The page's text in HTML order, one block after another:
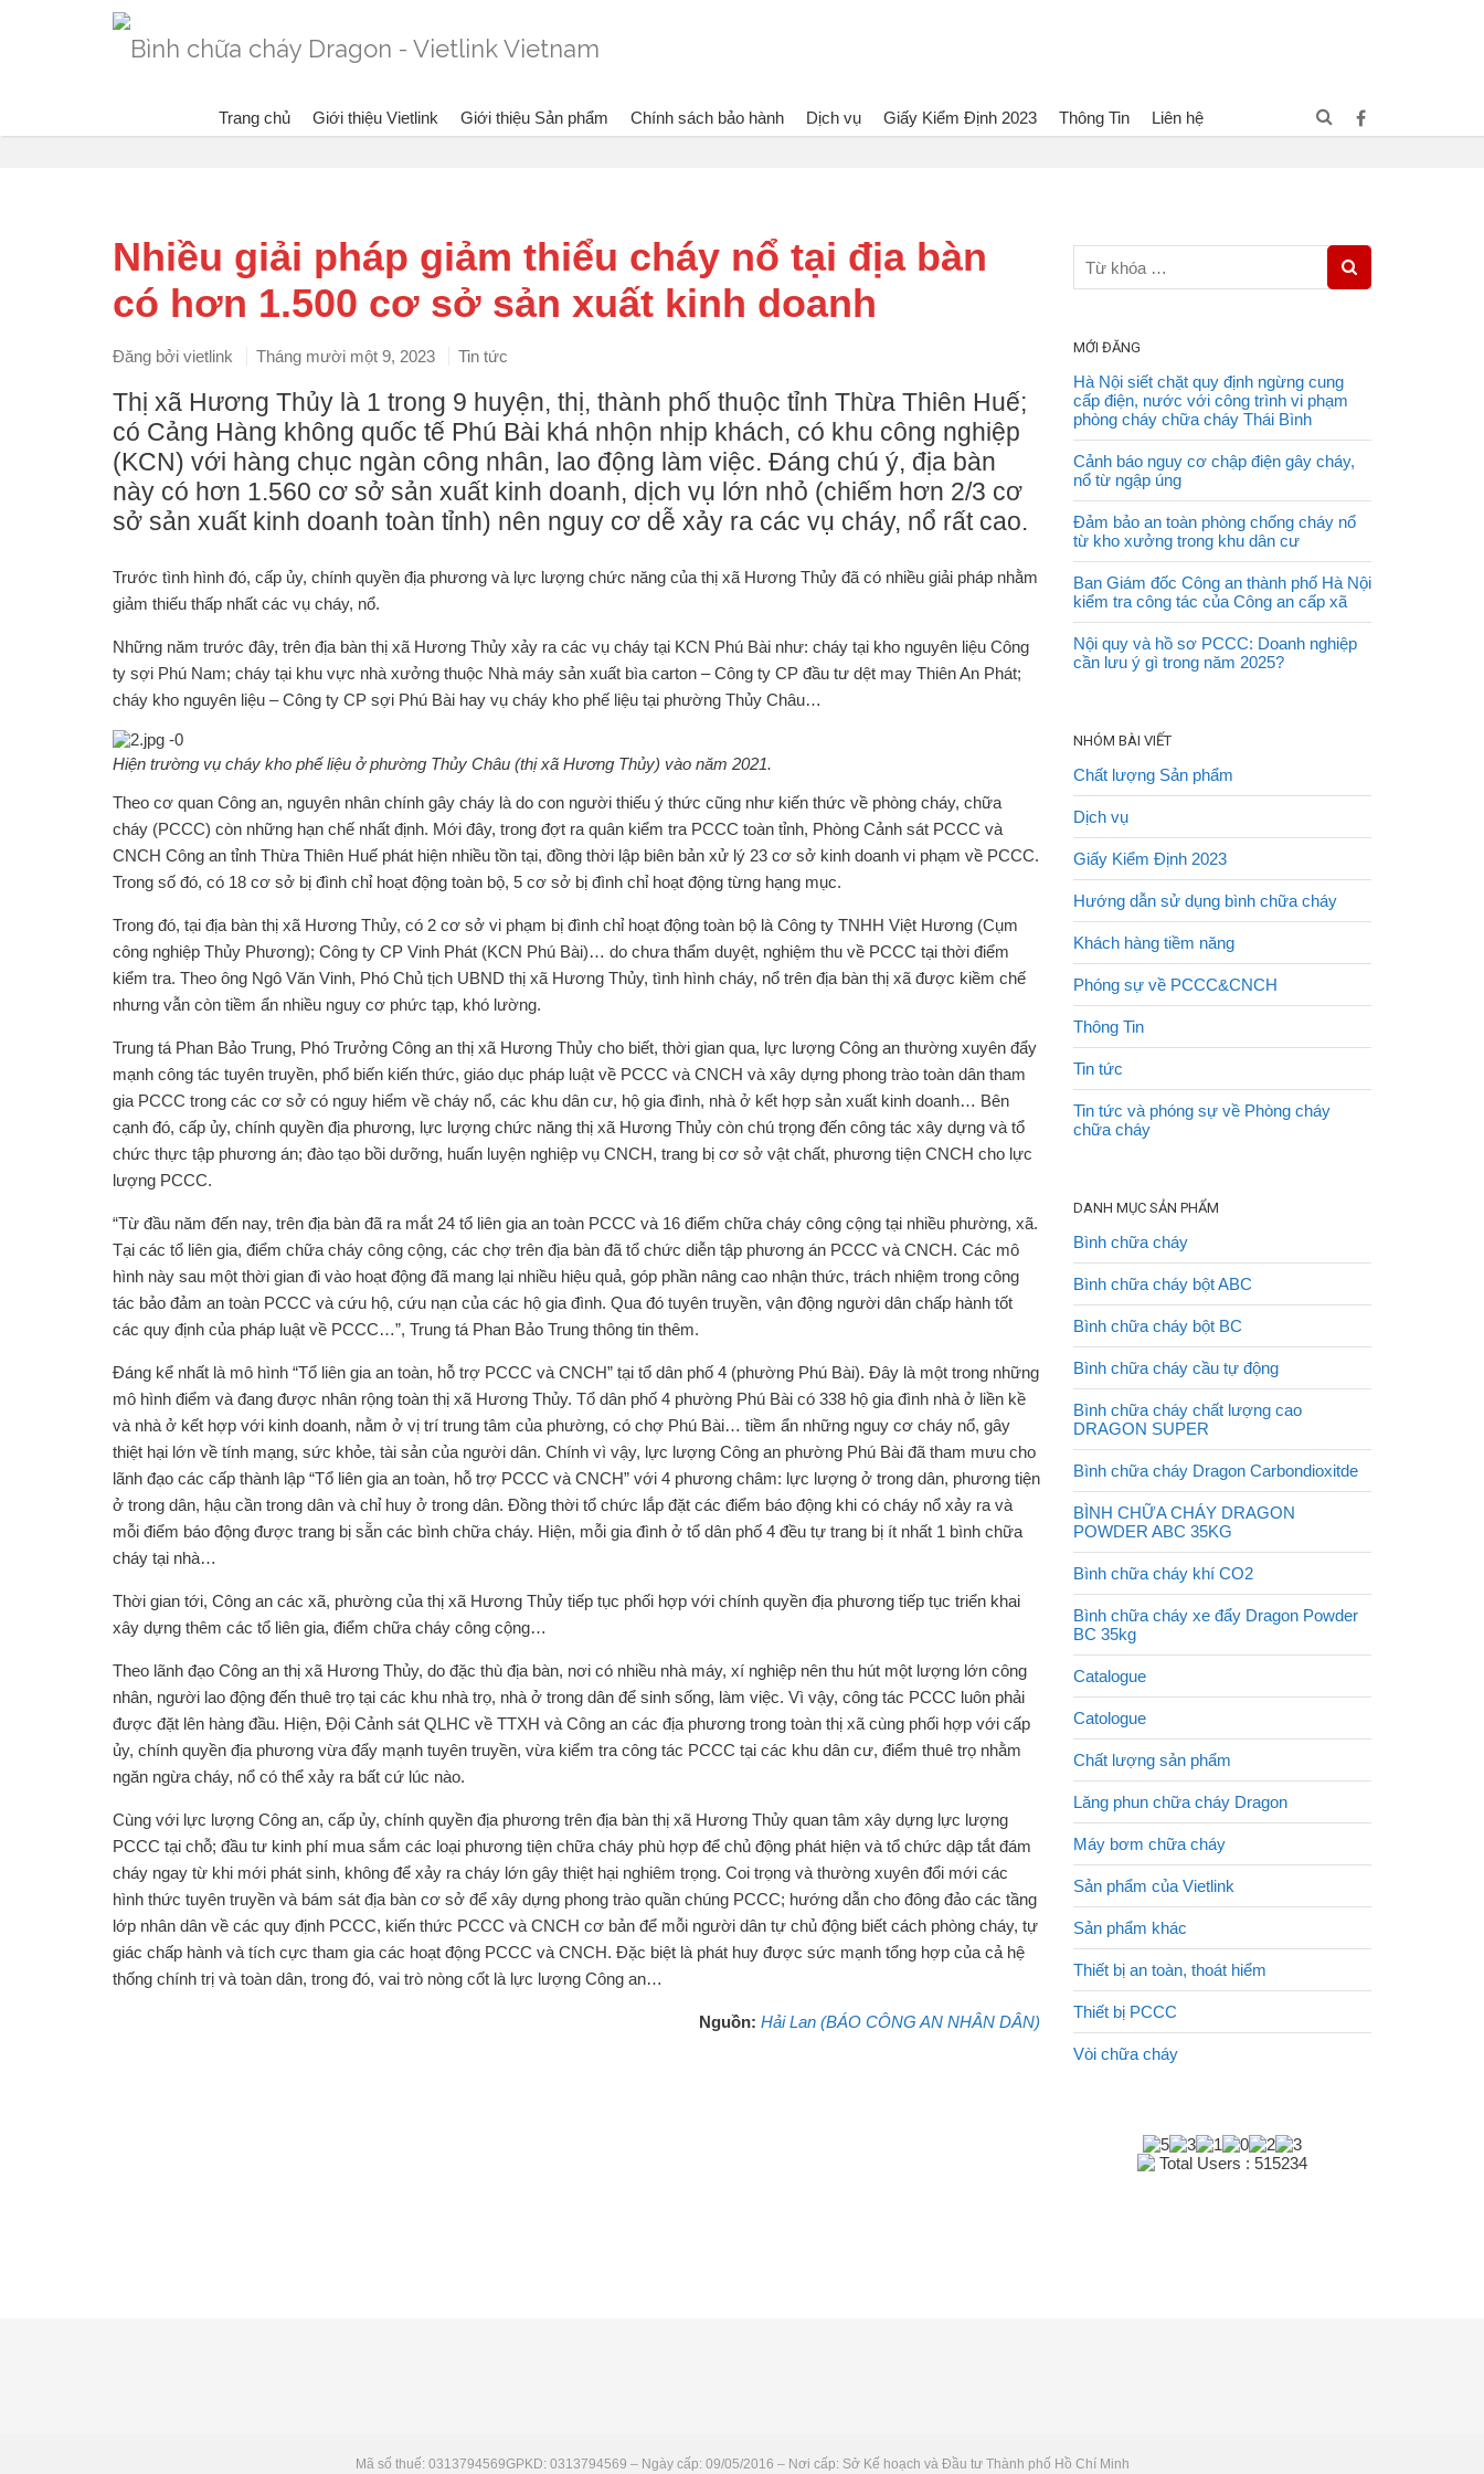
Trang chủ Giới thiệu Vietlink Giới thiệu Sản phẩm Chính sách bảo hành Dịch vụ Giấy Kiểm Định 2023 Thông Tin Liên hệ
Đang xem: Bình chữa cháy Dragon - Vietlink Vietnam Tin tức Nhiều giải pháp giảm thiểu cháy nổ tại địa bàn có hơn 1.500 cơ sở sản xuất kinh doanh
Nhiều giải pháp giảm thiểu cháy nổ tại địa bàn
có hơn 1.500 cơ sở sản xuất kinh doanh
Đăng bởi vietlink Tháng mười một 9, 2023 Tin tức
Thị xã Hương Thủy là 1 trong 9 huyện, thị, thành phố thuộc tỉnh Thừa Thiên Huế;
có Cảng Hàng không quốc tế Phú Bài khá nhộn nhịp khách, có khu công nghiệp
(KCN) với hàng chục ngàn công nhân, lao động làm việc. Đáng chú ý, địa bàn
này có hơn 1.560 cơ sở sản xuất kinh doanh, dịch vụ lớn nhỏ (chiếm hơn 2/3 cơ
sở sản xuất kinh doanh toàn tỉnh) nên nguy cơ dễ xảy ra các vụ cháy, nổ rất cao.
Trước tình hình đó, cấp ủy, chính quyền địa phương và lực lượng chức năng của thị xã Hương Thủy đã có nhiều giải pháp nhằm
giảm thiếu thấp nhất các vụ cháy, nổ.
Những năm trước đây, trên địa bàn thị xã Hương Thủy xảy ra các vụ cháy tại KCN Phú Bài như: cháy tại kho nguyên liệu Công
ty sợi Phú Nam; cháy tại khu vực nhà xưởng thuộc Nhà máy sản xuất bìa carton – Công ty CP đầu tư dệt may Thiên An Phát;
cháy kho nguyên liệu – Công ty CP sợi Phú Bài hay vụ cháy kho phế liệu tại phường Thủy Châu…
Hiện trường vụ cháy kho phế liệu ở phường Thủy Châu (thị xã Hương Thủy) vào năm 2021.
Theo cơ quan Công an, nguyên nhân chính gây cháy là do con người thiếu ý thức cũng như kiến thức về phòng cháy, chữa
cháy (PCCC) còn những hạn chế nhất định. Mới đây, trong đợt ra quân kiểm tra PCCC toàn tỉnh, Phòng Cảnh sát PCCC và
CNCH Công an tỉnh Thừa Thiên Huế phát hiện nhiều tồn tại, đồng thời lập biên bản xử lý 23 cơ sở kinh doanh vi phạm về PCCC.
Trong số đó, có 18 cơ sở bị đình chỉ hoạt động toàn bộ, 5 cơ sở bị đình chỉ hoạt động từng hạng mục.
Trong đó, tại địa bàn thị xã Hương Thủy, có 2 cơ sở vi phạm bị đình chỉ hoạt động toàn bộ là Công ty TNHH Việt Hương (Cụm
công nghiệp Thủy Phương); Công ty CP Vinh Phát (KCN Phú Bài)… do chưa thẩm duyệt, nghiệm thu về PCCC tại thời điểm
kiểm tra. Theo ông Ngô Văn Vinh, Phó Chủ tịch UBND thị xã Hương Thủy, tình hình cháy, nổ trên địa bàn thị xã được kiềm chế
nhưng vẫn còn tiềm ẩn nhiều nguy cơ phức tạp, khó lường.
Trung tá Phan Bảo Trung, Phó Trưởng Công an thị xã Hương Thủy cho biết, thời gian qua, lực lượng Công an thường xuyên đẩy
mạnh công tác tuyên truyền, phổ biến kiến thức, giáo dục pháp luật về PCCC và CNCH và xây dựng phong trào toàn dân tham
gia PCCC trong các cơ sở có nguy hiểm về cháy nổ, các khu dân cư, hộ gia đình, nhà ở kết hợp sản xuất kinh doanh… Bên
cạnh đó, cấp ủy, chính quyền địa phương, lực lượng chức năng thị xã Hương Thủy còn chú trọng đến công tác xây dựng và tổ
chức thực tập phương án; đào tạo bồi dưỡng, huấn luyện nghiệp vụ CNCH, trang bị cơ sở vật chất, phương tiện CNCH cho lực
lượng PCCC.
“Từ đầu năm đến nay, trên địa bàn đã ra mắt 24 tổ liên gia an toàn PCCC và 16 điểm chữa cháy công cộng tại nhiều phường, xã.
Tại các tổ liên gia, điểm chữa cháy công cộng, các chợ trên địa bàn đã tổ chức diễn tập phương án PCCC và CNCH. Các mô
hình này sau một thời gian đi vào hoạt động đã mang lại nhiều hiệu quả, góp phần nâng cao nhận thức, trách nhiệm trong công
tác bảo đảm an toàn PCCC và cứu hộ, cứu nạn của các hộ gia đình. Qua đó tuyên truyền, vận động người dân chấp hành tốt
các quy định của pháp luật về PCCC…”, Trung tá Phan Bảo Trung thông tin thêm.
Đáng kể nhất là mô hình “Tổ liên gia an toàn, hỗ trợ PCCC và CNCH” tại tổ dân phố 4 (phường Phú Bài). Đây là một trong những
mô hình điểm và đang được nhân rộng toàn thị xã Hương Thủy. Tổ dân phố 4 phường Phú Bài có 338 hộ gia đình nhà ở liền kề
và nhà ở kết hợp với kinh doanh, nằm ở vị trí trung tâm của phường, có chợ Phú Bài… tiềm ẩn những nguy cơ cháy nổ, gây
thiệt hại lớn về tính mạng, sức khỏe, tài sản của người dân. Chính vì vậy, lực lượng Công an phường Phú Bài đã tham mưu cho
lãnh đạo các cấp thành lập “Tổ liên gia an toàn, hỗ trợ PCCC và CNCH” với 4 phương châm: lực lượng ở trong dân, phương tiện
ở trong dân, hậu cần trong dân và chỉ huy ở trong dân. Đồng thời tổ chức lắp đặt các điểm báo động khi có cháy nổ xảy ra và
mỗi điểm báo động được trang bị sẵn các bình chữa cháy. Hiện, mỗi gia đình ở tổ dân phố 4 đều tự trang bị ít nhất 1 bình chữa
cháy tại nhà…
Thời gian tới, Công an các xã, phường của thị xã Hương Thủy tiếp tục phối hợp với chính quyền địa phương tiếp tục triển khai
xây dựng thêm các tổ liên gia, điểm chữa cháy công cộng…
Theo lãnh đạo Công an thị xã Hương Thủy, do đặc thù địa bàn, nơi có nhiều nhà máy, xí nghiệp nên thu hút một lượng lớn công
nhân, người lao động đến thuê trọ tại các khu nhà trọ, nhà ở trong dân để sinh sống, làm việc. Vì vậy, công tác PCCC luôn phải
được đặt lên hàng đầu. Hiện, Đội Cảnh sát QLHC về TTXH và Công an các địa phương trong toàn thị xã cùng phối hợp với cấp
ủy, chính quyền địa phương vừa đẩy mạnh tuyên truyền, vừa kiểm tra công tác PCCC tại các khu dân cư, điểm thuê trọ nhằm
ngăn ngừa cháy, nổ có thể xảy ra bất cứ lúc nào.
Cùng với lực lượng Công an, cấp ủy, chính quyền địa phương trên địa bàn thị xã Hương Thủy quan tâm xây dựng lực lượng
PCCC tại chỗ; đầu tư kinh phí mua sắm các loại phương tiện chữa cháy phù hợp để chủ động phát hiện và tổ chức dập tắt đám
cháy ngay từ khi mới phát sinh, không để xảy ra cháy lớn gây thiệt hại nghiêm trọng. Coi trọng và thường xuyên đổi mới các
hình thức tuyên truyền và bám sát địa bàn cơ sở để xây dựng phong trào quần chúng PCCC; hướng dẫn cho đông đảo các tầng
lớp nhân dân về các quy định PCCC, kiến thức PCCC và CNCH cơ bản để mỗi người dân tự chủ động biết cách phòng cháy, tự
giác chấp hành và tích cực tham gia các hoạt động PCCC và CNCH. Đặc biệt là phát huy được sức mạnh tổng hợp của cả hệ
thống chính trị và toàn dân, trong đó, vai trò nòng cốt là lực lượng Công an…
Nguồn: Hải Lan (BÁO CÔNG AN NHÂN DÂN)
MỚI ĐĂNG
Hà Nội siết chặt quy định ngừng cung
cấp điện, nước với công trình vi phạm
phòng cháy chữa cháy Thái Bình
Cảnh báo nguy cơ chập điện gây cháy,
nổ từ ngập úng
Đảm bảo an toàn phòng chống cháy nổ
từ kho xưởng trong khu dân cư
Ban Giám đốc Công an thành phố Hà Nội
kiểm tra công tác của Công an cấp xã
Nội quy và hồ sơ PCCC: Doanh nghiệp
cần lưu ý gì trong năm 2025?
NHÓM BÀI VIẾT
Chất lượng Sản phẩm
Dịch vụ
Giấy Kiểm Định 2023
Hướng dẫn sử dụng bình chữa cháy
Khách hàng tiềm năng
Phóng sự về PCCC&CNCH
Thông Tin
Tin tức
Tin tức và phóng sự về Phòng cháy
chữa cháy
DANH MỤC SẢN PHẨM
Bình chữa cháy
Bình chữa cháy bột ABC
Bình chữa cháy bột BC
Bình chữa cháy cầu tự động
Bình chữa cháy chất lượng cao
DRAGON SUPER
Bình chữa cháy Dragon Carbondioxitde
BÌNH CHỮA CHÁY DRAGON
POWDER ABC 35KG
Bình chữa cháy khí CO2
Bình chữa cháy xe đẩy Dragon Powder
BC 35kg
Catalogue
Catologue
Chất lượng sản phẩm
Lăng phun chữa cháy Dragon
Máy bơm chữa cháy
Sản phẩm của Vietlink
Sản phẩm khác
Thiết bị an toàn, thoát hiểm
Thiết bị PCCC
Vòi chữa cháy
Total Users : 515234
Mã số thuế: 0313794569GPKD: 0313794569 – Ngày cấp: 09/05/2016 – Nơi cấp: Sở Kế hoạch và Đầu tư Thành phố Hồ Chí Minh